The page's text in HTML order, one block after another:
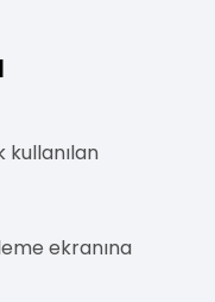
kullanılan
ekranına